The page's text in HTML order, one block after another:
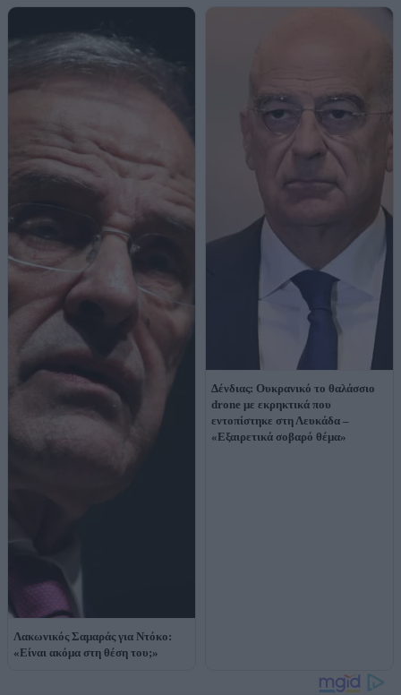
Λακωνικός Σαμαράς για Ντόκο:
«Είναι ακόμα στη θέση του;»
Δένδιας: Ουκρανικό το θαλάσσιο
drone με εκρηκτικά που
εντοπίστηκε στη Λευκάδα –
«Εξαιρετικά σοβαρό θέμα»